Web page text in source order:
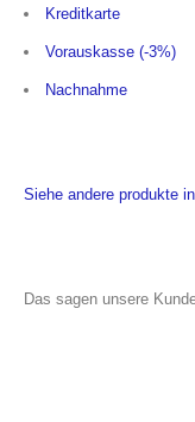
Kreditkarte
Vorauskasse (-3%)
Nachnahme
Siehe andere produkte
Das sagen unsere